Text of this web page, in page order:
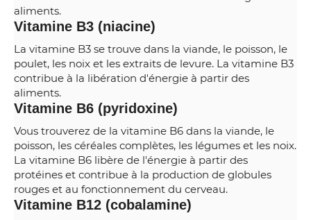
aliments.
Vitamine B3 (niacine)
La vitamine B3 se trouve dans la viande, le poisson, le
poulet, les noix et les extraits de levure. La vitamine B3
contribue à la libération d'énergie à partir des
aliments.
Vitamine B6 (pyridoxine)
Vous trouverez de la vitamine B6 dans la viande, le
poisson, les céréales complètes, les légumes et les noix.
La vitamine B6 libère de l'énergie à partir des
protéines et contribue à la production de globules
rouges et au fonctionnement du cerveau.
Vitamine B12 (cobalamine)